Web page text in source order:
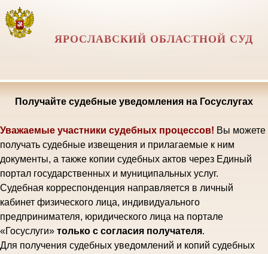
ЯРОСЛАВСКИЙ ОБЛАСТНОЙ СУД
Получайте судебные уведомления на Госуслугах
Уважаемые участники судебных процессов! Вы можете
получать судебные извещения и прилагаемые к ним
документы, а также копии судебных актов через Единый
портал государственных и муниципальных услуг.
Судебная корреспонденция направляется в личный
кабинет физического лица, индивидуального
предпринимателя, юридического лица на портале
«Госуслуги» только с согласия получателя.
Для получения судебных уведомлений и копий судебных